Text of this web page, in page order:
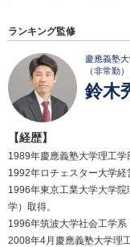
ランキング監修
慶應義塾
（非常勤）
鈴木
【経歴】
1989年慶應義塾大学理工学
1992年ロチェスター大学経
1996年東京工業大学大学
学）取得。
1996年筑波大学社会工学系
2008年4月慶應義塾大学理